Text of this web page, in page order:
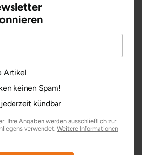
Artikel
keinen Spam!
kündbar
Ihre Angaben werden ausschließlich zur
verwendet. Weitere Informationen
in neuem Fenster